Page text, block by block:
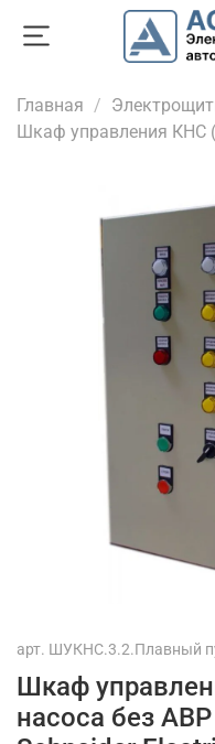
Главная
Шкаф управления
арт. ШУКНС.3.2.Плавный
Шкаф
насоса без